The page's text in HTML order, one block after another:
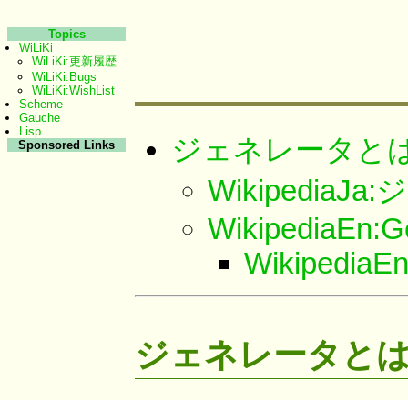
ジェネレータと
WikipediaJa:
ジェネレータと
Topics
WiLiKi
WiLiKi:更新履歴
WiLiKi:Bugs
WiLiKi:WishList
Scheme
Gauche
Lisp
Sponsored Links